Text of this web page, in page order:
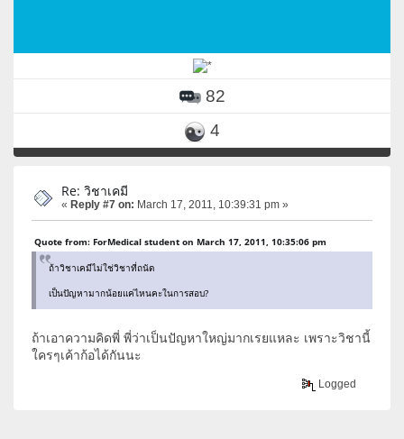
82
4
Re: วิชาเคมี
« Reply #7 on: March 17, 2011, 10:39:31 pm »
Quote from: ForMedical student on March 17, 2011, 10:35:06 pm
ถ้าวิชาเคมีไม่ใช่วิชาที่ถนัด
เป็นปัญหามากน้อยแค่ไหนคะในการสอบ?
ถ้าเอาความคิดพี่ พี่ว่าเป็นปัญหาใหญ่มากเรยแหละ เพราะวิชานี้
ใครๆเค้าก้อได้กันนะ
Logged